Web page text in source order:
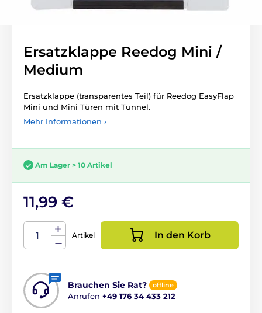
Ersatzklappe Reedog Mini /
Medium
Ersatzklappe (transparentes Teil) für Reedog EasyFlap
Mini und Mini Türen mit Tunnel.
Mehr Informationen ›
Am Lager > 10 Artikel
11,99 €
Artikel In den Korb
Brauchen Sie Rat? offline
Anrufen +49 176 34 433 212